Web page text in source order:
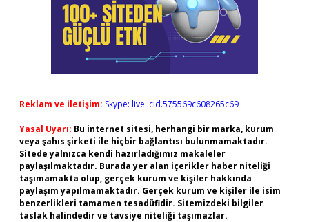
Reklam ve İletişim: Skype: live:.cid.575569c608265c69
Yasal Uyarı: Bu internet sitesi, herhangi bir marka, kurum
veya şahıs şirketi ile hiçbir bağlantısı bulunmamaktadır.
Sitede yalnızca kendi hazırladığımız makaleler
paylaşılmaktadır. Burada yer alan içerikler haber niteliği
taşımamakta olup, gerçek kurum ve kişiler hakkında
paylaşım yapılmamaktadır. Gerçek kurum ve kişiler ile isim
benzerlikleri tamamen tesadüfidir. Sitemizdeki bilgiler
taslak halindedir ve tavsiye niteliği taşımazlar.